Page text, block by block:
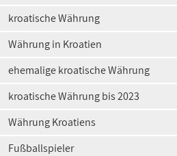
kroatische Währung
Währung in Kroatien
ehemalige kroatische Währung
kroatische Währung bis 2023
Währung Kroatiens
Fußballspieler